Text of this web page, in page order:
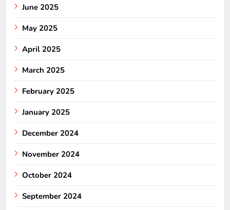
June 2025
May 2025
April 2025
March 2025
February 2025
January 2025
December 2024
November 2024
October 2024
September 2024